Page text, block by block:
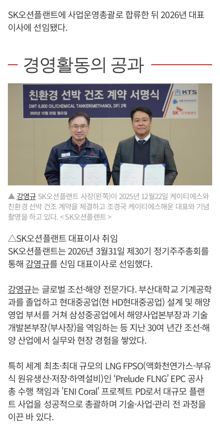
SK오션플랜트에 사업운영총괄로 합류한 뒤 2026년 대표
이사에 선임됐다.
경영활동의 공과
▲ 강영규 SK오션플랜트 사장(왼쪽)이 2025년 12월22일 케이티에스와
친환경 선박 건조 계약을 체결하고 조경국 케이티에스해운 대표와 기념
촬영을 하고 있다. < SK오션플랜트 >
△SK오션플랜트 대표이사 취임
SK오션플랜트는 2026년 3월31일 제30기 정기주주총회를
통해 강영규를 신임 대표이사로 선임했다.
강영규는 글로벌 조선·해양 전문가다. 부산대학교 기계공학
과를 졸업하고 현대중공업(현 HD현대중공업) 설계 및 해양
영업 부서를 거쳐 삼성중공업에서 해양사업본부장과 기술
개발본부장(부사장)을 역임하는 등 지난 30여 년간 조선·해
양 산업에서 실무와 현장 경험을 쌓았다.
특히 세계 최초·최대 규모의 LNG FPSO(액화천연가스-부유
식 원유생산·저장·하역설비)인 ‘Prelude FLNG’ EPC 공사
총 수행 책임과 'ENI Coral' 프로젝트 PD로서 대규모 플랜
트 사업을 성공적으로 총괄하며 기술·사업·관리 전 과정을
이끈 바 있다.